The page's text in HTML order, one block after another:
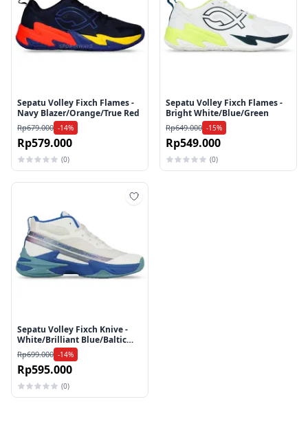
Sepatu Volley Fixch Flames -
Navy Blazer/Orange/True Red
Rp679.000 -14%
Rp579.000
(0)
Sepatu Volley Fixch Flames -
Bright White/Blue/Green
Rp649.000 -15%
Rp549.000
(0)
Sepatu Volley Fixch Knive -
White/Brilliant Blue/Baltic
Blue
Rp699.000 -14%
Rp595.000
(0)